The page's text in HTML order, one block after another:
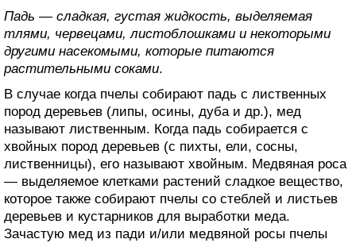
Падь — сладкая, густая жидкость, выделяемая
тлями, червецами, листоблошками и некоторыми
другими насекомыми, которые питаются
растительными соками.
В случае когда пчелы собирают падь с лиственных
пород деревьев (липы, осины, дуба и др.), мед
называют лиственным. Когда падь собирается с
хвойных пород деревьев (с пихты, ели, сосны,
лиственницы), его называют хвойным. Медвяная роса
— выделяемое клетками растений сладкое вещество,
которое также собирают пчелы со стеблей и листьев
деревьев и кустарников для выработки меда.
Зачастую мед из пади и/или медвяной росы пчелы